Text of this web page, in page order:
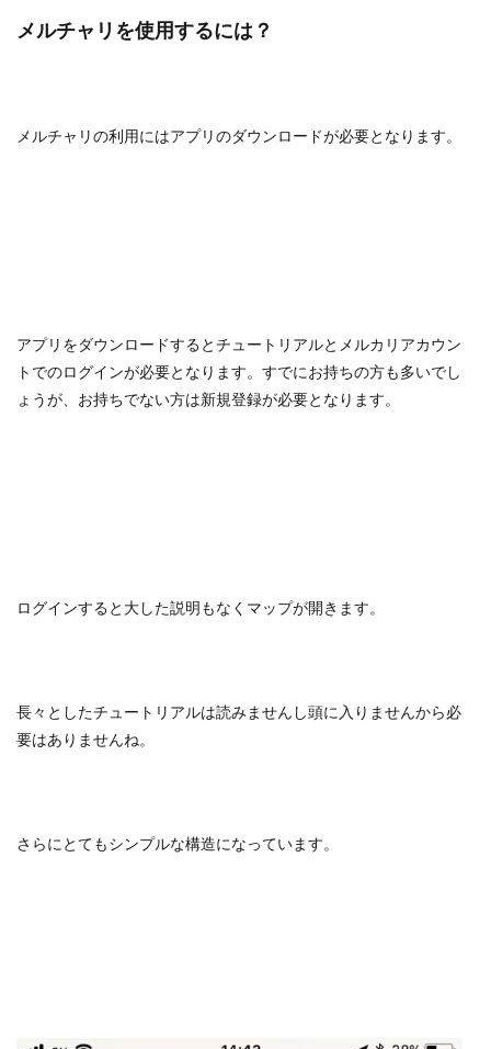
メルチャリを使用するには？
メルチャリの利用にはアプリのダウンロードが必要となります。
アプリをダウンロードするとチュートリアルとメルカリアカウン
トでのログインが必要となります。すでにお持ちの方も多いでし
ょうが、お持ちでない方は新規登録が必要となります。
ログインすると大した説明もなくマップが開きます。
長々としたチュートリアルは読みませんし頭に入りませんから必
要はありませんね。
さらにとてもシンプルな構造になっています。